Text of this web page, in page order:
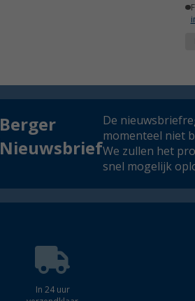
Berger
Nieuwsbrief
De
momenteel niet
We zullen het
snel mogelijk
In 24 uur